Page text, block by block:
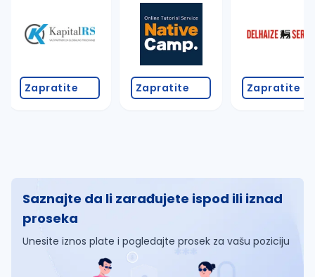
Zapratite Zapratite Zapratite
Saznajte da li zarađujete ispod ili iznad
proseka
Unesite iznos plate i pogledajte prosek za vašu poziciju